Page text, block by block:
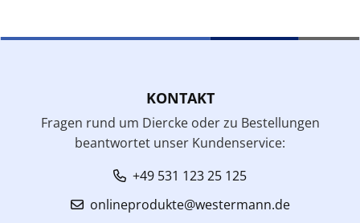
KONTAKT
Fragen rund um Diercke oder zu Bestellungen
beantwortet unser Kundenservice:
+49 531 123 25 125
onlineprodukte@westermann.de